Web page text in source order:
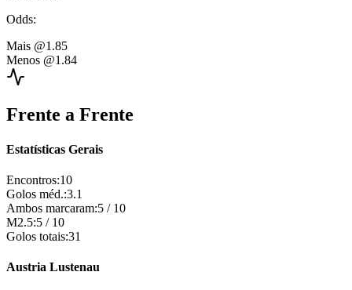
Odds:
Mais @1.85
Menos @1.84
Frente a Frente
Estatísticas Gerais
Encontros:10
Golos méd.:3.1
Ambos marcaram:5 / 10
M2.5:5 / 10
Golos totais:31
Austria Lustenau